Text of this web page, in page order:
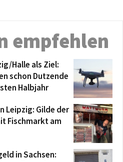
empfehlen
Halle als Ziel:
schon Dutzende
Halbjahr
Leipzig: Gilde der
Fischmarkt am
in Sachsen: